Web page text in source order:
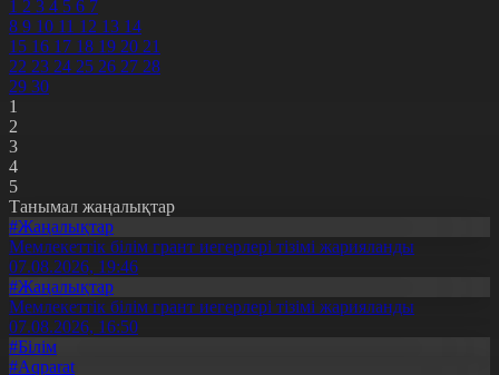
1 2 3 4 5 6 7
8 9 10 11 12 13 14
15 16 17 18 19 20 21
22 23 24 25 26 27 28
29 30
1
2
3
4
5
Танымал жаңалықтар
#Жаңалықтар
Мемлекеттік білім грант иегерлері тізімі жарияланды
07.08.2026, 19:46
#Жаңалықтар
Мемлекеттік білім грант иегерлері тізімі жарияланды
07.08.2026, 16:50
#Білім
#Aqparat